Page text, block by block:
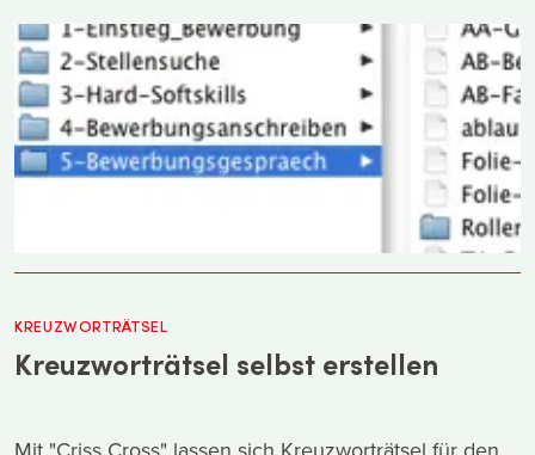
KREUZWORTRÄTSEL
Kreuzworträtsel selbst erstellen